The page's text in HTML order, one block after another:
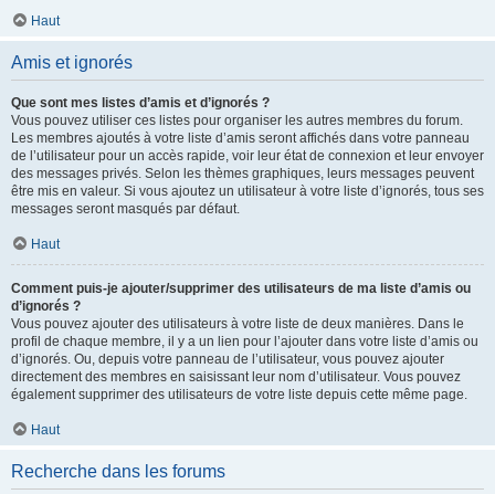
Haut
Amis et ignorés
Que sont mes listes d’amis et d’ignorés ?
Vous pouvez utiliser ces listes pour organiser les autres membres du forum.
Les membres ajoutés à votre liste d’amis seront affichés dans votre panneau
de l’utilisateur pour un accès rapide, voir leur état de connexion et leur envoyer
des messages privés. Selon les thèmes graphiques, leurs messages peuvent
être mis en valeur. Si vous ajoutez un utilisateur à votre liste d’ignorés, tous ses
messages seront masqués par défaut.
Haut
Comment puis-je ajouter/supprimer des utilisateurs de ma liste d’amis ou
d’ignorés ?
Vous pouvez ajouter des utilisateurs à votre liste de deux manières. Dans le
profil de chaque membre, il y a un lien pour l’ajouter dans votre liste d’amis ou
d’ignorés. Ou, depuis votre panneau de l’utilisateur, vous pouvez ajouter
directement des membres en saisissant leur nom d’utilisateur. Vous pouvez
également supprimer des utilisateurs de votre liste depuis cette même page.
Haut
Recherche dans les forums